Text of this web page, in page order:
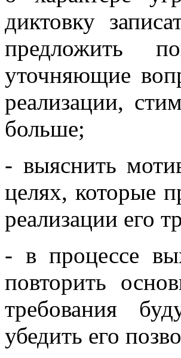
диктовку
предложить
уточняющие
реализации,
больше;
- выяснить
целях, которые
реализации его
- в процессе
повторить
требования
убедить его